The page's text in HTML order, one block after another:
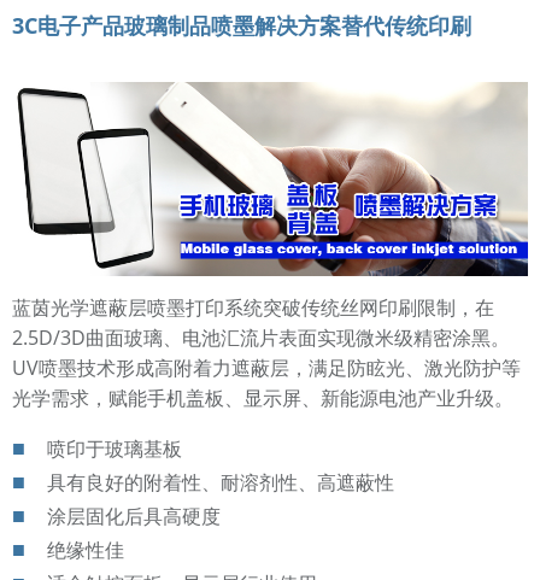
3C电子产品玻璃制品喷墨解决方案替代传统印刷
蓝茵光学遮蔽层喷墨打印系统突破传统丝网印刷限制，在
2.5D/3D曲面玻璃、电池汇流片表面实现微米级精密涂黑。
UV喷墨技术形成高附着力遮蔽层，满足防眩光、激光防护等
光学需求，赋能手机盖板、显示屏、新能源电池产业升级。
喷印于玻璃基板
具有良好的附着性、耐溶剂性、高遮蔽性
涂层固化后具高硬度
绝缘性佳